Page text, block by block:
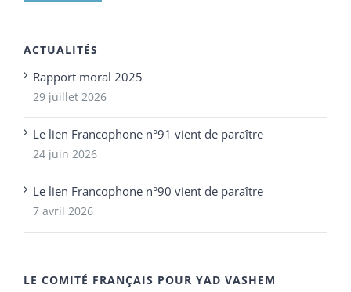
ACTUALITÉS
Rapport moral 2025
29 juillet 2026
Le lien Francophone n°91 vient de paraître
24 juin 2026
Le lien Francophone n°90 vient de paraître
7 avril 2026
LE COMITÉ FRANÇAIS POUR YAD VASHEM